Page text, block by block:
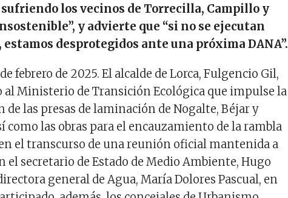
los vecinos de Torrecilla, Campillo y
y advierte que “si no se ejecutan
estamos desprotegidos ante una próxima DANA”.
febrero de 2025.El alcalde de Lorca, Fulgencio Gil,
al Ministerio de Transición Ecológica que impulse la
de las presas de laminación de Nogalte, Béjar y
como las obras para el encauzamiento de la rambla
el transcurso de una reunión oficial mantenida a
el secretario de Estado de Medio Ambiente, Hugo
general de Agua, María Dolores Pascual, en